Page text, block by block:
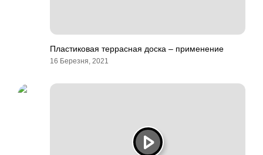
Пластиковая террасная доска – применение
16 Березня, 2021